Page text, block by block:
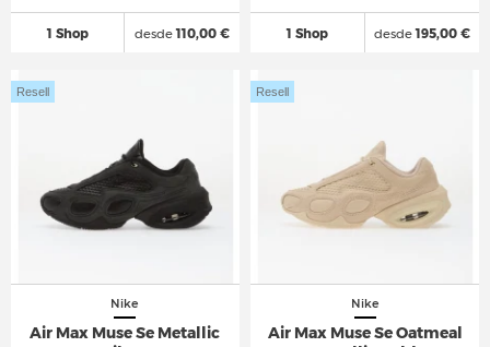
1 Shop desde110,00 € 1 Shop desde195,00 €
Nike
Air Max Muse Se Metallic
Resell
Nike
Air Max Muse Se Oatmeal
Resell